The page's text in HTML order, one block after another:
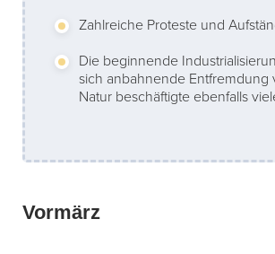
Zahlreiche Proteste und
Die beginnende
sich anbahnende Entfremdung
Natur beschäftigte ebenfalls
Vormärz